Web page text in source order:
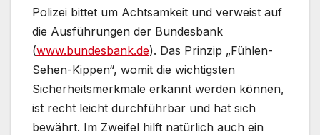
Polizei bittet um Achtsamkeit und verweist auf
die Ausführungen der Bundesbank
(www.bundesbank.de). Das Prinzip „Fühlen-
Sehen-Kippen“, womit die wichtigsten
Sicherheitsmerkmale erkannt werden können,
ist recht leicht durchführbar und hat sich
bewährt. Im Zweifel hilft natürlich auch ein